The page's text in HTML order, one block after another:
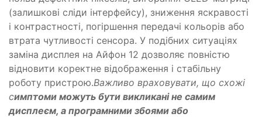
(залишкові сліди інтерфейсу), зниження яскравості
і контрастності, погіршення передачі кольорів або
втрата чутливості сенсора. У подібних ситуаціях
заміна дисплея на Айфон 12 дозволяє повністю
відновити коректне відображення і стабільну
роботу пристрою.Важливо враховувати, що схожі
симптоми можуть бути викликані не самим
дисплеєм, а програмними збоями або